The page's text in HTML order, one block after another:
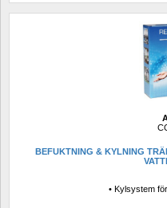
BEFUKTNING & KYLNING
• Kylsystem